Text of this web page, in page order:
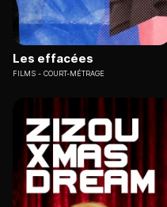
Les effacées
FILMS COURT-MÉTRAGE